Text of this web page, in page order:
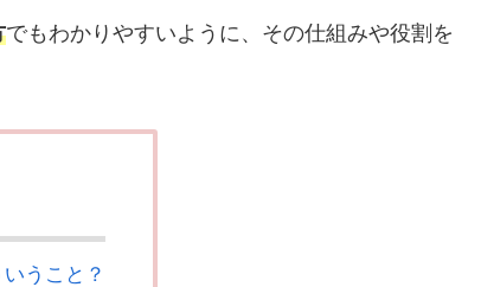
でもわかりやすいように、その仕組みや役割を
うこと？